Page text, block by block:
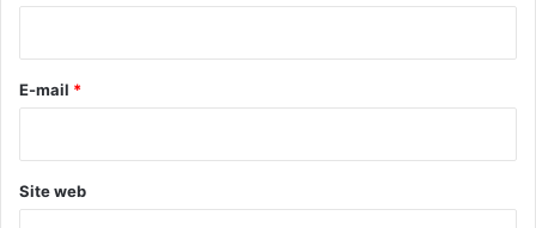
e
E-mail *
Site web